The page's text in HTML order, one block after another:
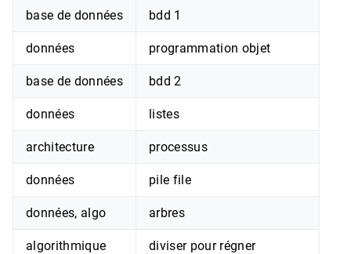
base de données bdd 1
données programmation objet
base de données bdd 2
données listes
architecture processus
données pile file
données, algo arbres
algorithmique diviser pour régner